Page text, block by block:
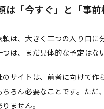
は「今すぐ」と「事前
は、大きく二つの入り口に
つは、まだ具体的な予定はな
のサイトは、前者に向けて作
ちろん必要なことです。ただ
ません。